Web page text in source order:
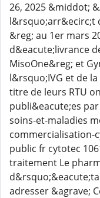
26, 2025 &middot;
l&rsquo;arr&ecirc;t
&reg; au 1er mars
d&eacute;livrance
MisoOne&reg; et
l&rsquo;IVG et de
titre de leurs RTU
publi&eacute;es
soins-et-maladies
commercialisation-
public fr cytotec
traitement Le
adresser &agrave;